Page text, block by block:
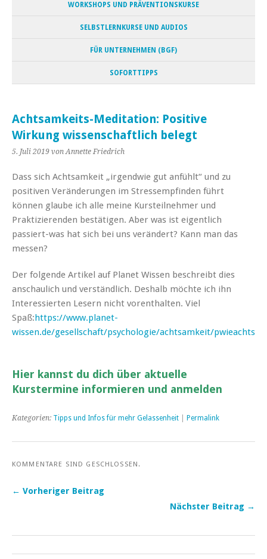
WORKSHOPS UND PRÄVENTIONSKURSE
SELBSTLERNKURSE UND AUDIOS
FÜR UNTERNEHMEN (BGF)
SOFORTTIPPS
Achtsamkeits-Meditation: Positive
Wirkung wissenschaftlich belegt
5. Juli 2019 von Annette Friedrich
Dass sich Achtsamkeit „irgendwie gut anfühlt“ und zu
positiven Veränderungen im Stressempfinden führt
können glaube ich alle meine Kursteilnehmer und
Praktizierenden bestätigen. Aber was ist eigentlich
passiert-was hat sich bei uns verändert? Kann man das
messen?
Der folgende Artikel auf Planet Wissen beschreibt dies
anschaulich und verständlich. Deshalb möchte ich ihn
Interessierten Lesern nicht vorenthalten. Viel
Spaß:https://www.planet-
wissen.de/gesellschaft/psychologie/achtsamkeit/
Hier kannst du dich über aktuelle
Kurstermine informieren und anmelden
Kategorien: Tipps und Infos für mehr Gelassenheit Permalink
KOMMENTARE SIND GESCHLOSSEN.
← Vorheriger Beitrag
Nächster Beitrag →